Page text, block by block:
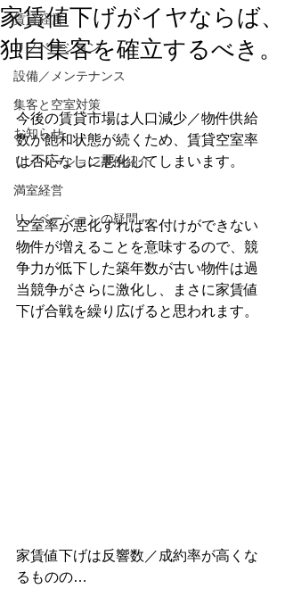
賃貸経営
リノベーション
設備／メンテナンス
集客と空室対策
お知らせ
リノベーション事例紹介
満室経営
リノベーションの疑問
家賃値下げがイヤならば、
独自集客を確立するべき。
今後の賃貸市場は人口減少／物件供給
数が飽和状態が続くため、賃貸空室率
は否応なしに悪化してしまいます。
空室率が悪化すれば客付けができない
物件が増えることを意味するので、競
争力が低下した築年数が古い物件は過
当競争がさらに激化し、まさに家賃値
下げ合戦を繰り広げると思われます。
家賃値下げは反響数／成約率が高くな
るものの…